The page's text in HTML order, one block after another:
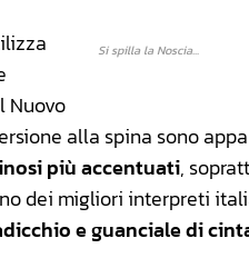
Si spilla la Noscia...
Nuovo
alla spina sono
più accentuati,
dei migliori interpreti
e guanciale di